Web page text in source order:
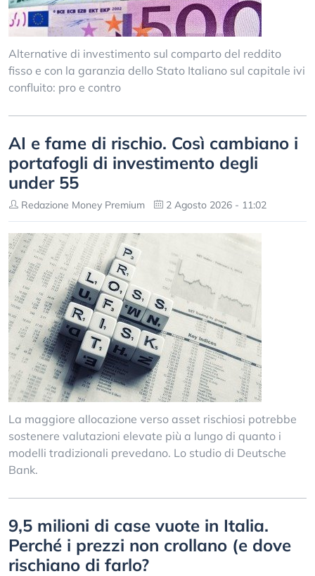
Alternative di investimento sul comparto del reddito
fisso e con la garanzia dello Stato Italiano sul capitale ivi
confluito: pro e contro
AI e fame di rischio. Così cambiano i
portafogli di investimento degli
under 55
Redazione Money Premium 2 Agosto 2026 - 11:02
La maggiore allocazione verso asset rischiosi potrebbe
sostenere valutazioni elevate più a lungo di quanto i
modelli tradizionali prevedano. Lo studio di Deutsche
Bank.
9,5 milioni di case vuote in Italia.
Perché i prezzi non crollano (e dove
rischiano di farlo?